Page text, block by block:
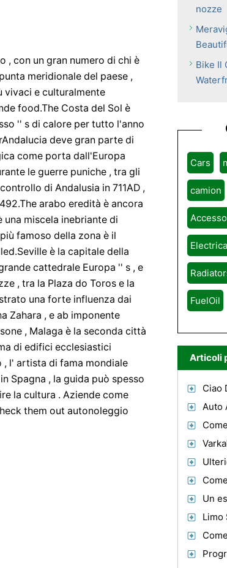
, con un gran numero di chi è
meridionale del paese ,
vivaci e culturalmente
food.The Costa del Sol è
'' s di calore per tutto l'anno
deve gran parte di
come porta dall'Europa
le guerre puniche , tra gli
di Andalusia in 711AD ,
arabo eredità è ancora
miscela inebriante di
famoso della zona è il
è la capitale della
cattedrale Europa '' s , e
, tra la Plaza do Toros e la
una forte influenza dai
Zahara , e ab imponente
, Malaga è la seconda città
di edifici ecclesiastici
, l' artista di fama mondiale
Spagna , la guida può spesso
la cultura . Aziende come
them out autonoleggio
nozze
Bike Il
Cars
camion
FuelOil
Articoli